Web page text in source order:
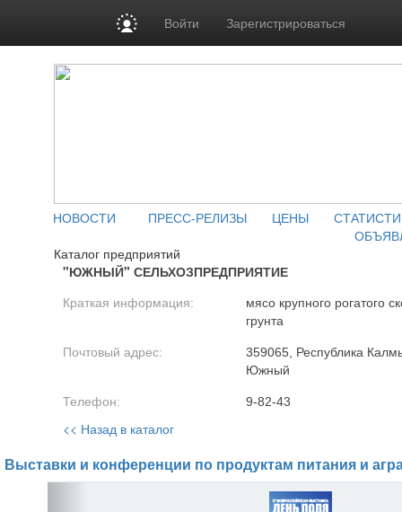
Войти Зарегистрироваться
НОВОСТИ ПРЕСС-РЕЛИЗЫ ЦЕНЫ
Каталог предприятий
"ЮЖНЫЙ" СЕЛЬХОЗПРЕДПРИЯТИЕ
Краткая информация:
мясо крупного рогатого
грунта
Почтовый адрес:
359065, Республика
Южный
Телефон: 9-82-43
<< Назад в каталог
Выставки и конференции по продуктам питания и